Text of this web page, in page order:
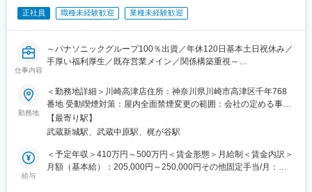
■職務内容：
関係構築をしていきます。
・日々の活動を通し、信頼を得ていくことでご紹介をいただきな
また、実際に商品を販売していく先は要介護者の方となります。
※ケアマネジャーとは：
介護を受ける要介護者の心身の状況に応じ、適切な介護サービス
を利用できるよう相談に応じたり、市町村や事業所との連絡・調
(2) 個人のお客様へのご提案（ケアマネジャーから紹介を受けた要
正社員 職種未経験歓迎 業種未経験歓迎
仕事内容
～パナソニックグループ100％出資／年休120日基本土日祝休み／
手厚い福利厚生／既存営業メイン／関係構築重視～
業をお任せします。
■職務概要
担当エリアのケアマネジャーとの信頼関係を築きながら、介護を
必要とする方々の生活を支える提案営業です。
既存顧客の引き継ぎを起点に、新商品のご案内を通じて関係を深
め、日々の丁寧なコミュニケーションで信頼を獲得。ケアマネジ
勤務地
＜勤務地詳細＞川崎高津店住所：神奈川県川崎市高津区千年768
番地 受動喫煙対策：屋内全面禁煙変更の範囲：会社の定める事業
所【最寄り駅】
武蔵新城駅、武蔵中原駅、梶が谷駅
給与
＜予定年収＞410万円～500万円＜賃金形態＞月給制＜賃金内訳＞
月額（基本給）：205,000円～250,000円その他固定手当/月：